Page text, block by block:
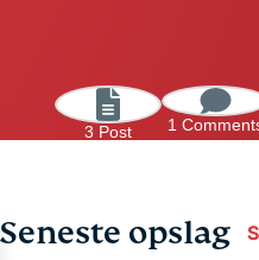
3 Post 1
Seneste opslag